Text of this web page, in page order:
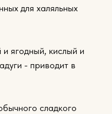
для халяльных
ягодный, кислый и
- приводит в
сладкого